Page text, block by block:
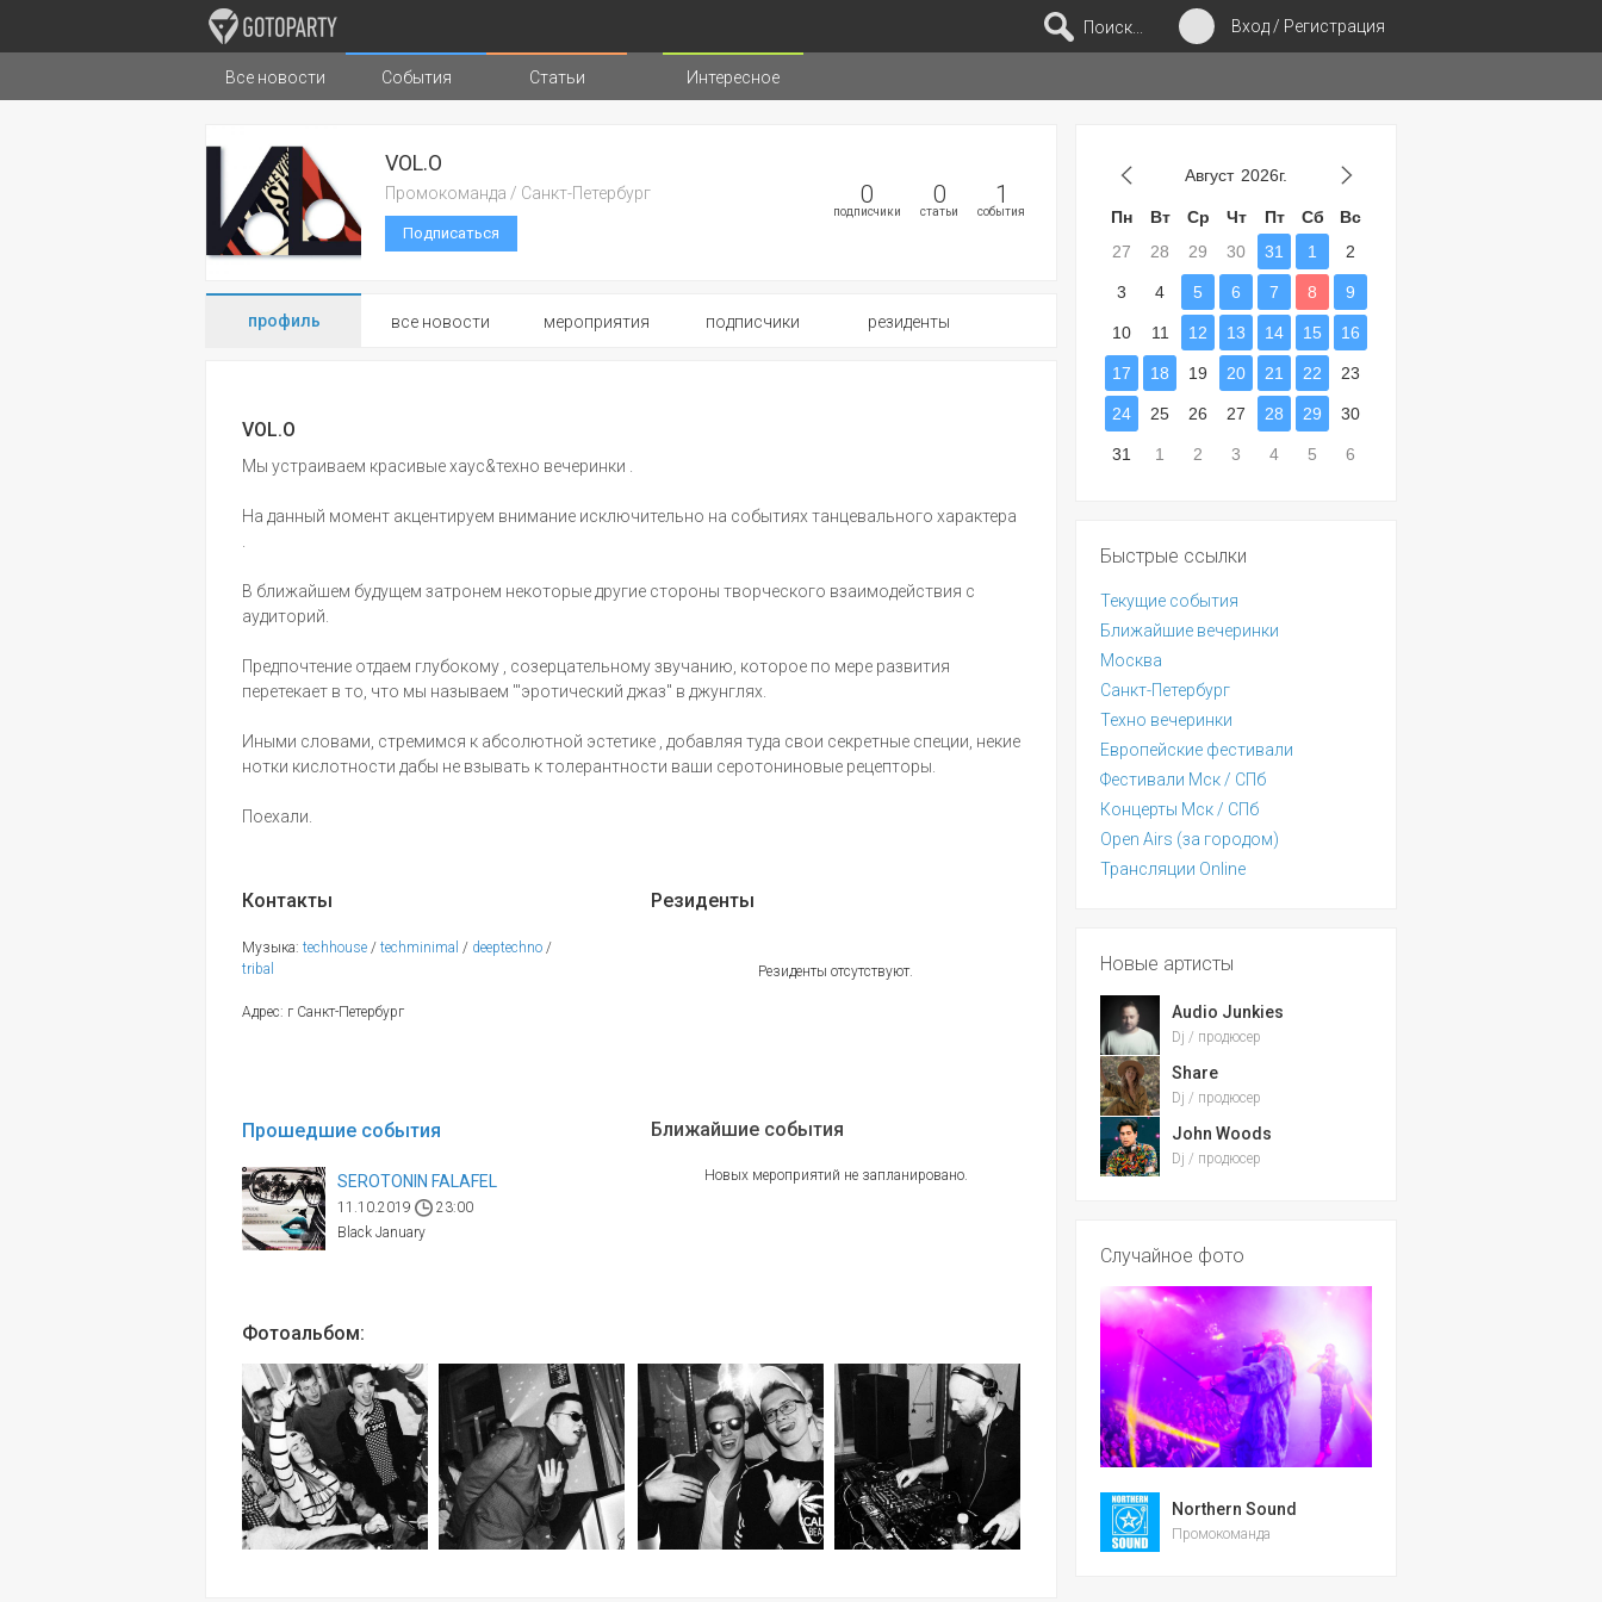
Вход / Регистрация
Поиск...
Города Музыка Типы страниц
Все новости События Статьи Интересное
0
подписчики
0
статьи
1
события
VOL.O
Промокоманда / Санкт-Петербург
Подписаться
профиль все новости мероприятия подписчики резиденты
VOL.O
Мы устраиваем красивые хаус&техно вечеринки .
На данный момент акцентируем внимание исключительно на событиях танцевального характера
В ближайшем будущем затронем некоторые другие стороны творческого взаимодействия с
аудиторий.
Предпочтение отдаем глубокому , созерцательному звучанию, которое по мере развития
перетекает в то, что мы называем "'эротический джаз" в джунглях.
Иными словами, стремимся к абсолютной эстетике , добавляя туда свои секретные специи, некие
нотки кислотности дабы не взывать к толерантности ваши серотониновые рецепторы.
Поехали.
Контакты
Музыка: techhouse / techminimal / deeptechno /
tribal
Адрес: г Санкт-Петербург
Резиденты
Резиденты отсутствуют.
Прошедшие события
SEROTONIN FALAFEL
11.10.2019
23:00
Black January
Ближайшие события
Новых мероприятий не запланировано.
Фотоальбом:
Август 2026г.
Пн Вт Ср Чт Пт Сб
Вс
27
28 29 30 31 1 2
3 4 5 6 7 8 9
10 11 12 13 14 15 16
17 18 19 20 21 22 23
24 25 26 27 28 29 30
31 1 2 3 4 5 6
Быстрые ссылки
Текущие события
Ближайшие вечеринки
Москва
Санкт-Петербург
Техно вечеринки
Европейские фестивали
Фестивали Мск / СПб
Концерты Мск / СПб
Open Airs (за городом)
Трансляции Online
Новые артисты
Audio Junkies
Dj / продюсер
Share
Dj / продюсер
John Woods
Dj / продюсер
Случайное фото
Northern Sound
Промокоманда